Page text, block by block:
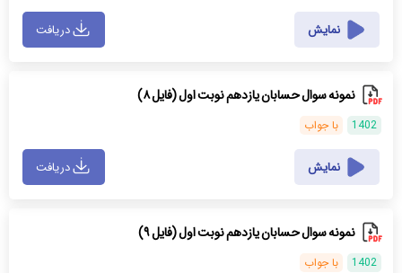
نمایش دریافت
نمونه سوال حسابان یازدهم نوبت اول (فایل ۸)
1402 با جواب
نمایش دریافت
نمونه سوال حسابان یازدهم نوبت اول (فایل ۹)
1402 با جواب